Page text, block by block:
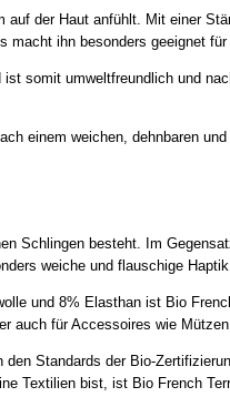
der Haut anfühlt. Mit einer
ihn besonders geeignet
somit umweltfreundlich und
einem weichen, dehnbaren
Schlingen besteht. Im
weiche und flauschige Haptik.
und 8% Elasthan ist Bio
auch für Accessoires wie Mützen
Standards der Bio-
Textilien bist, ist Bio French